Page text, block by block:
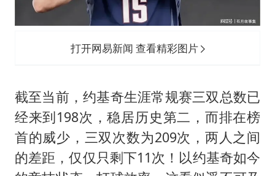
打开网易新闻 查看精彩图片
截至当前，约基奇生涯常规赛三双总数已
经来到198次，稳居历史第二，而排在榜
首的威少，三双次数为209次，两人之间
的差距，仅仅只剩下11次！以约基奇如今